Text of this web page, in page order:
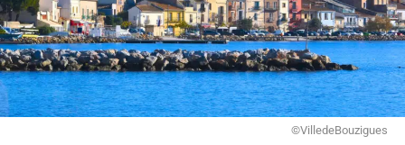
©VilledeBouzigues